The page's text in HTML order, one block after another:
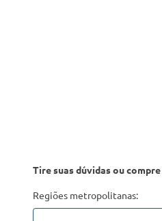
Tire suas dúvidas ou
Regiões metropolitanas: